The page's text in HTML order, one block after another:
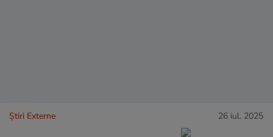
Știri Externe 26 iul. 2025